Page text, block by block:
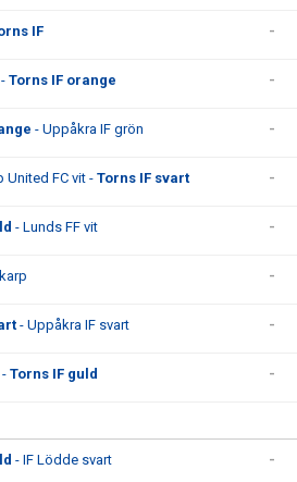
IF -
Torns IF orange -
- Uppåkra IF grön -
FC vit -Torns IF svart -
- Lunds FF vit -
-
- Uppåkra IF svart -
Torns IF guld -
- IF Lödde svart -